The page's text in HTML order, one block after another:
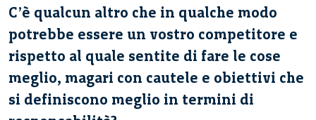
C’è qualcun altro che in qualche modo
potrebbe essere un vostro competitore e
rispetto al quale sentite di fare le cose
meglio, magari con cautele e obiettivi che
si definiscono meglio in termini di